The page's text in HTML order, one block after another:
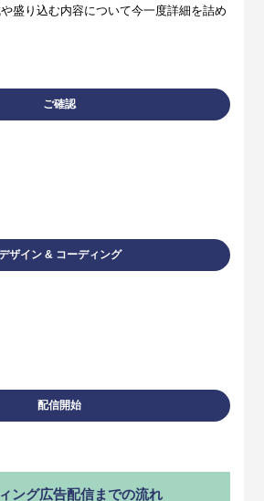
盛り込む内容について今一度詳細を詰め
ご確認
ザイン & コーディング
配信開始
ング広告配信までの流れ